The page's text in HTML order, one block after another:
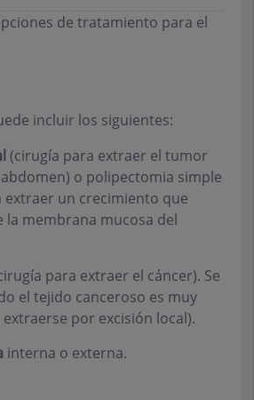
de tratamiento para el
incluir los siguientes:
(cirugía para extraer el tumor
o polipectomia simple
extraer un crecimiento que
la membrana mucosa del
para extraer el cáncer). Se
el tejido canceroso es muy
por excisión local).
interna o externa.